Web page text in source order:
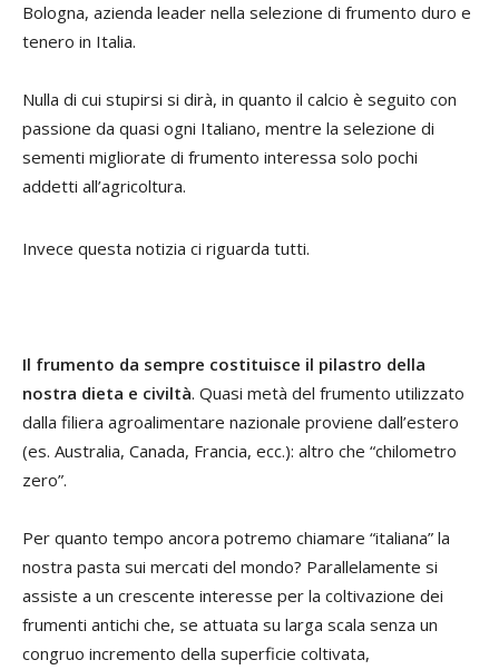
Bologna, azienda leader nella selezione di frumento duro e
tenero in Italia.
Nulla di cui stupirsi si dirà, in quanto il calcio è seguito con
passione da quasi ogni Italiano, mentre la selezione di
sementi migliorate di frumento interessa solo pochi
addetti all’agricoltura.
Invece questa notizia ci riguarda tutti.
Il frumento da sempre costituisce il pilastro della
nostra dieta e civiltà. Quasi metà del frumento utilizzato
dalla filiera agroalimentare nazionale proviene dall’estero
(es. Australia, Canada, Francia, ecc.): altro che “chilometro
zero”.
Per quanto tempo ancora potremo chiamare “italiana” la
nostra pasta sui mercati del mondo? Parallelamente si
assiste a un crescente interesse per la coltivazione dei
frumenti antichi che, se attuata su larga scala senza un
congruo incremento della superficie coltivata,